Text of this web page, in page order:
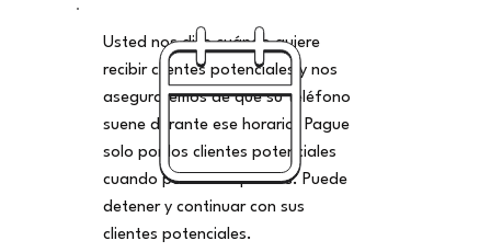
Usted nos dice cuándo quiere
recibir clientes potenciales y nos
aseguraremos de que su teléfono
suene durante ese horario. Pague
solo por los clientes potenciales
cuando pueda aceptarlos. Puede
detener y continuar con sus
clientes potenciales.